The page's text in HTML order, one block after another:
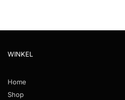
WINKEL
Home
Shop